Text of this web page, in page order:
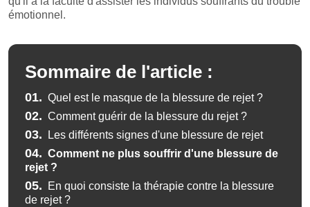
émotionnel.
Sommaire de l'article :
01. Quel est le masque de la blessure de rejet ?
02. Comment guérir de la blessure du rejet ?
03. Les différents signes d'une blessure de rejet
04. Comment ne plus souffrir d'une blessure de
rejet ?
05.
En quoi consiste la thérapie contre la blessure
de rejet ?